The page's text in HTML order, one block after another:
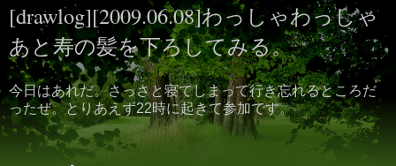
[drawlog][2009.06.08]わっしゃわっしゃ
あと寿の髪を下ろしてみる。
今日はあれだ。さっさと寝てしまって行き忘れるところだ
ったぜ。とりあえず22時に起きて参加です。